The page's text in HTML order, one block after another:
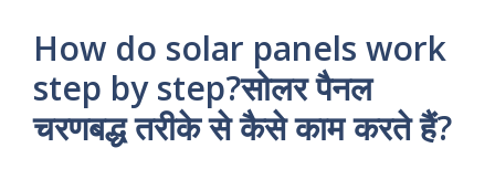
How do solar panels work
step by step?सोलर पैनल
चरणबद्ध तरीके से कैसे काम करते हैं?